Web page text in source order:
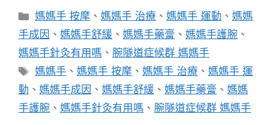
分
類
媽媽手 按摩 、媽媽手 治療 、媽媽手 運動 、媽媽
手成因 、 媽媽手舒緩 、 媽媽手藥膏 、 媽媽手護腕 、
媽媽手針灸有用嗎 、 腕隧道症候群 媽媽手
標
籤
媽媽手 、媽媽手 按摩 、媽媽手 治療 、媽媽手 運
動 、 媽媽手成因 、 媽媽手舒緩 、 媽媽手藥膏 、 媽媽
手護腕 、 媽媽手針灸有用嗎 、 腕隧道症候群 媽媽手